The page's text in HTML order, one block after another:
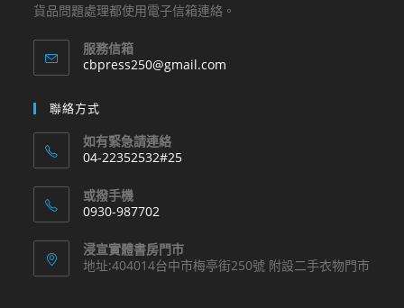
貨品問題處理都使用電子信箱連絡。
服務信箱
cbpress250@gmail.com
聯絡方式
如有緊急請連絡
04-22352532#25
in
your
application
或撥手機
0930-987702
in
your
浸宣實體書房門市
地址:404014台中市梅亭街250號 附設二手衣物門市